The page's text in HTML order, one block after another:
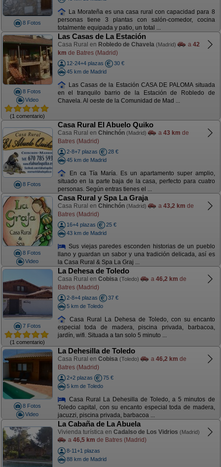
8 Fotos
La Morateña es una casa rural con capacidad para 8
personas tiene 3 plantas con salón-comedor, cocina
totalmente equipada y patio, un total ...
8 Fotos
Video
(1 comentario)
Las Casas de La Estación
Casa Rural en Robledo de Chavela (Madrid) a 42
km de Batres (Madrid)
12-24+4 plazas
30 €
45 km de Madrid
Las Casas de la Estación CASA DE PALOMA situada
en el tranquilo barrio de la Estación de Robledo de
Chavela. Al oeste de la Comunidad de Mad ...
8 Fotos
Casa Rural El Abuelo Quiko
Casa Rural en Chinchón (Madrid) a 43 km de
Batres (Madrid)
2-8+7 plazas
28 €
45 km de Madrid
En ca Tía María. Es un apartamento super amplio,
situado en la parte baja de la casa, perfecto para cuatro
personas. Según entras tienes el ...
8 Fotos
Video
Casa Rural y Spa La Graja
Casa Rural en Chinchón (Madrid) a 43,2 km de
Batres (Madrid)
16+4 plazas
25 €
43 km de Madrid
Sus viejas paredes esconden historias de un pueblo
llano y guardan un sabor y una tradición delicada, así es
la Casa Rural & Spa La Graj ...
7 Fotos
(1 comentario)
La Dehesa de Toledo
Casa Rural en Cobisa (Toledo) a 46,2 km de
Batres (Madrid)
2-8+4 plazas
37 €
5 km de Toledo
Casa Rural La Dehesa de Toledo, con su encanto
especial toda de madera, piscina privada, barbacoa,
jardín, wifi. Situada a tan solo 5 minuto ...
8 Fotos
Video
La Dehesilla de Toledo
Casa Rural en Cobisa (Toledo) a 46,2 km de
Batres (Madrid)
2+2 plazas
75 €
5 km de Toledo
Casa Rural La Dehesilla de Toledo, a 5 minutos de
Toledo capital, con su encanto especial toda de madera,
jacuzzi, piscina privada, barbacoa ...
La Cabaña de La Abuela
Vivienda turística en Cadalso de Los Vidrios (Madrid)
a 46,5 km de Batres (Madrid)
8-11+1 plazas
88 km de Madrid